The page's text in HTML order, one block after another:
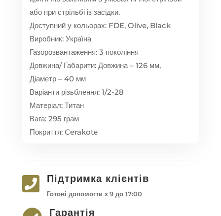
або при стрільбі із засідки.
Доступний у кольорах: FDE, Olive, Black
Виробник: Україна
Газорозвантаження: 3 покоління
Довжина/ Габарити: Довжина – 126 мм,
Діаметр – 40 мм
Варіанти різьблення: 1/2-28
Матеріал: Титан
Вага: 295 грам
Покриття: Cerakotе
 Підтримка клієнтів
Готові допомогти з 9 до 17:00
Гарантія